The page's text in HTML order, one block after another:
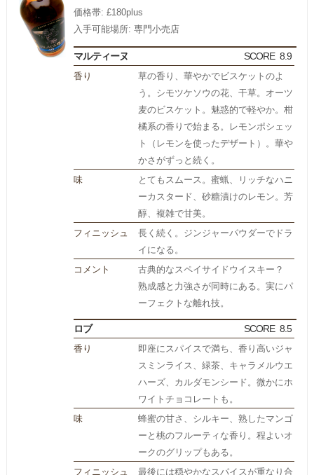
価格帯: £180plus
入手可能場所: 専門小売店
マルティーヌ SCORE 8.9
香り
草の香り、華やかでビスケットのよ
う。シモツケソウの花、干草。オーツ
麦のビスケット。魅惑的で軽やか。柑
橘系の香りで始まる。レモンポシェッ
ト（レモンを使ったデザート）。華や
かさがずっと続く。
味
とてもスムース。蜜蝋、リッチなハニ
ーカスタード、砂糖漬けのレモン。芳
醇、複雑で甘美。
フィニッシュ
長く続く。ジンジャーパウダーでドラ
イになる。
コメント
古典的なスペイサイドウイスキー？
熟成感と力強さが同時にある。実にパ
ーフェクトな離れ技。
ロブ SCORE 8.5
香り
即座にスパイスで満ち、香り高いジャ
スミンライス、緑茶、キャラメルウエ
ハーズ、カルダモンシード。微かにホ
ワイトチョコレートも。
味
蜂蜜の甘さ、シルキー、熟したマンゴ
ーと桃のフルーティな香り。程よいオ
ークのグリップもある。
フィニッシュ
最後には穏やかなスパイスが重なり合